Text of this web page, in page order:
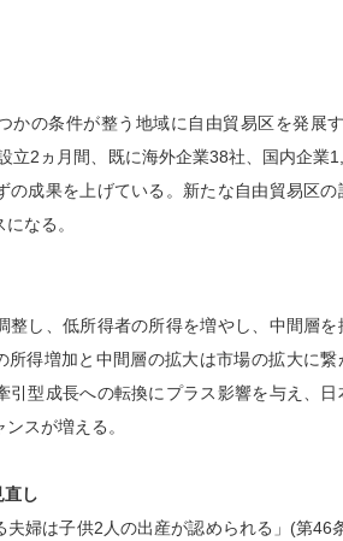
かの条件が整う地域に自由貿易区を発展
立2ヵ月間、既に海外企業38社、国内企業
の成果を上げている。新たな自由貿易区の
なる。
整し、低所得者の所得を増やし、中間層
所得増加と中間層の拡大は市場の拡大に繋
引型成長への転換にプラス影響を与え、日
スが増える。
直し
夫婦は子供2人の出産が認められる」(第46